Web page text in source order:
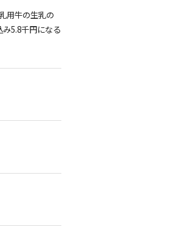
用牛の生乳の
5.8千円になる